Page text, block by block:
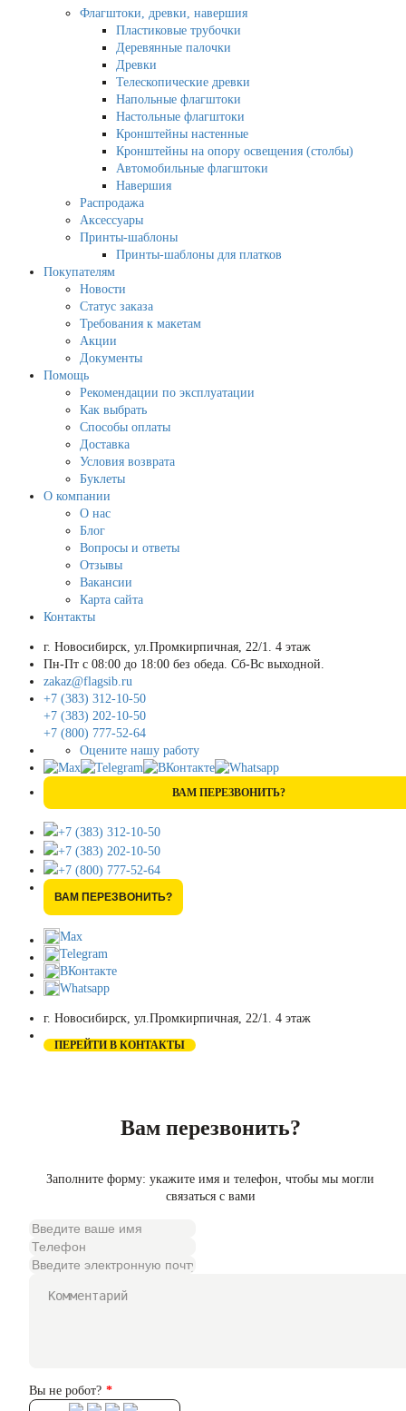
Флагштоки, древки, навершия
Пластиковые трубочки
Деревянные палочки
Древки
Телескопические древки
Напольные флагштоки
Настольные флагштоки
Кронштейны настенные
Кронштейны на опору освещения (столбы)
Автомобильные флагштоки
Навершия
Распродажа
Аксессуары
Принты-шаблоны
Принты-шаблоны для платков
Покупателям
Новости
Статус заказа
Требования к макетам
Акции
Документы
Помощь
Рекомендации по эксплуатации
Как выбрать
Способы оплаты
Доставка
Условия возврата
Буклеты
О компании
О нас
Блог
Вопросы и ответы
Отзывы
Вакансии
Карта сайта
Контакты
г. Новосибирск, ул.Промкирпичная, 22/1. 4 этаж
Пн-Пт с 08:00 до 18:00 без обеда. Сб-Вс выходной.
zakaz@flagsib.ru
+7 (383) 312-10-50
+7 (383) 202-10-50
+7 (800) 777-52-64
Оцените нашу работу
ВАМ ПЕРЕЗВОНИТЬ?
+7 (383) 312-10-50
+7 (383) 202-10-50
+7 (800) 777-52-64
ВАМ ПЕРЕЗВОНИТЬ?
Max
Telegram
ВКонтакте
Whatsapp
г. Новосибирск, ул.Промкирпичная, 22/1. 4 этаж
ПЕРЕЙТИ В КОНТАКТЫ
Вам перезвонить?
Заполните форму: укажите имя и телефон, чтобы мы могли
связаться с вами
Вы не робот?